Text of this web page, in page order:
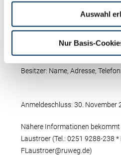
Auswahl
Nur Basis-
Tier: Name, LOM, Geburtsdatum
Besitzer: Name, Adresse,
Anmeldeschluss: 30. November
Nähere Informationen bekommt
Laustroer (Tel.: 0251 9288-238 *
FLaustroer@ruweg.de)